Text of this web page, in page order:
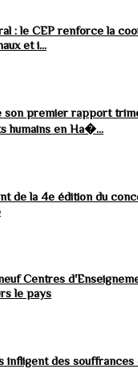
: le CEP renforce la
et i...
son premier rapport
humains en Ha�...
de la 4e édition du
Centres
le pays
infligent des souffrances